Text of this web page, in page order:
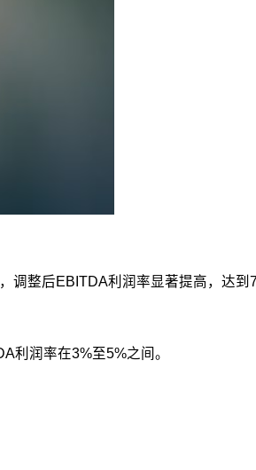
整后EBITDA利润率显著提高，达
利润率在3%至5%之间。